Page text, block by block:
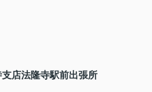
店法隆寺駅前出張所